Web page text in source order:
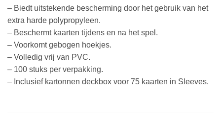
– Biedt uitstekende bescherming door het gebruik van het
extra harde polypropyleen.
– Beschermt kaarten tijdens en na het spel.
– Voorkomt gebogen hoekjes.
– Volledig vrij van PVC.
– 100 stuks per verpakking.
– Inclusief kartonnen deckbox voor 75 kaarten in Sleeves.